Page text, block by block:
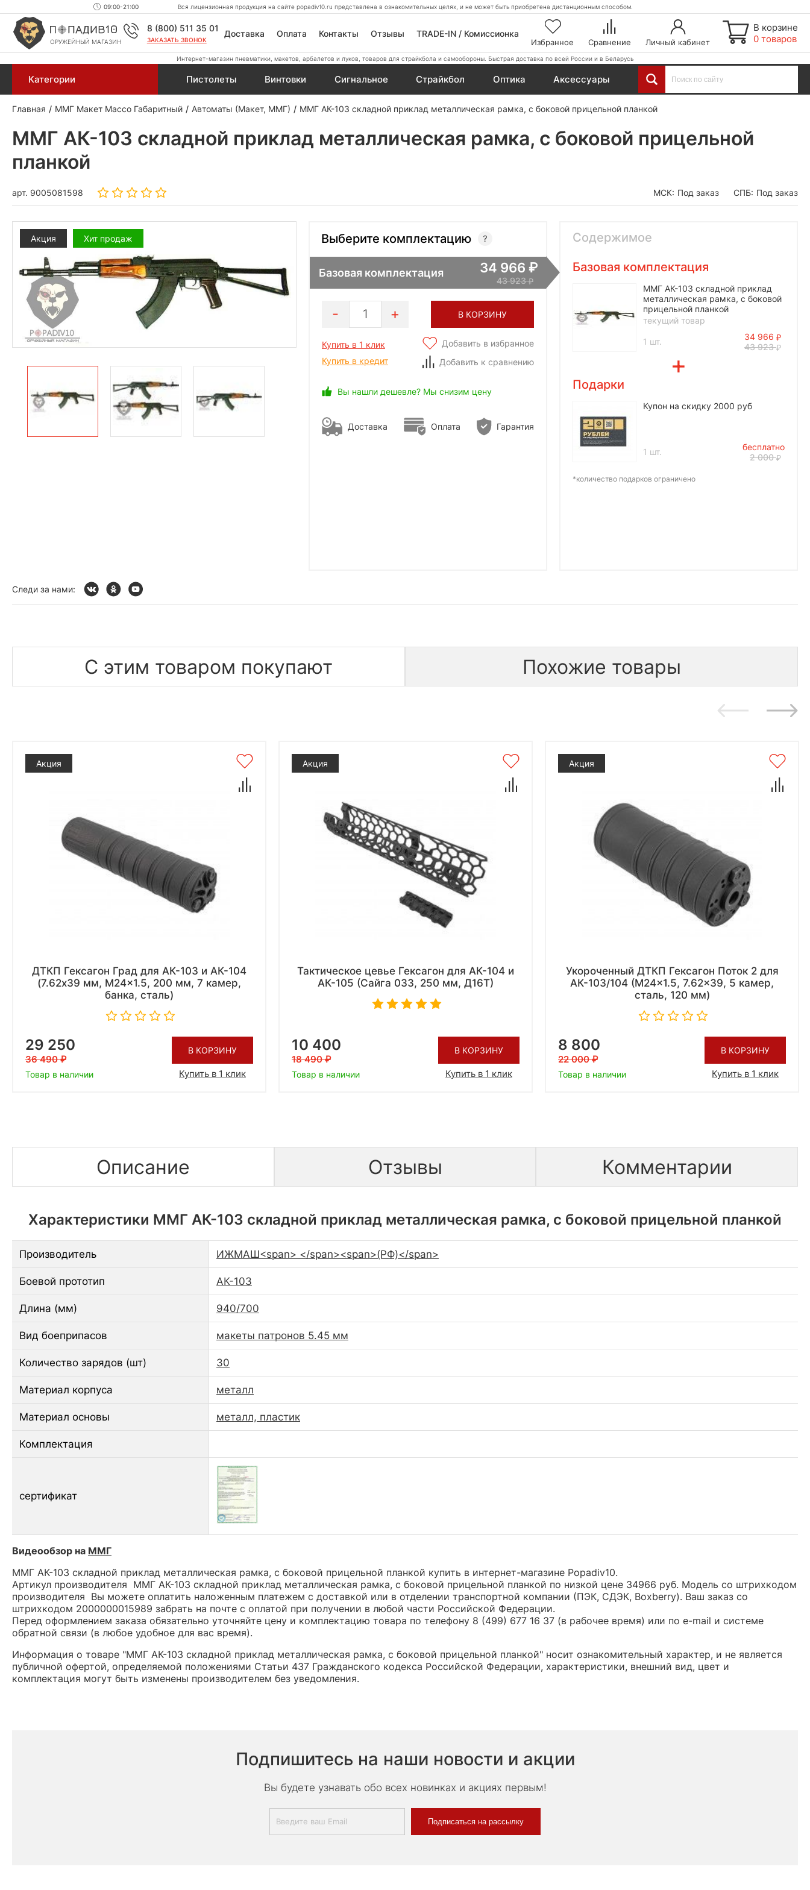
09:00-21:00 Вся лицензионная продукция на сайте popadiv10.ru представлена в ознакомительных целях, и не может быть приобретена дистанционным способом.
ОРУЖЕЙНЫЙ МАГАЗИН
8 (800) 511 35 01
ЗАКАЗАТЬ ЗВОНОК
Доставка Оплата Контакты Отзывы TRADE-IN / Комиссионка
Избранное Сравнение Личный кабинет
В корзине
0 товаров
Интернет-магазин пневматики, макетов, арбалетов и луков, товаров для страйкбола и самообороны. Быстрая доставка по всей России и в Беларусь
Категории Пистолеты Винтовки Сигнальное Страйкбол Оптика Аксессуары
Главная ММГ Макет Массо Габаритный Автоматы (Макет, ММГ) ММГ АК-103 складной приклад металлическая рамка, с боковой прицельной планкой
ММГ АК-103 складной приклад металлическая рамка, с боковой прицельной
планкой
арт. 9005081598 МСК: Под заказ СПБ: Под заказ
Акция Хит продаж Выберите комплектацию
Базовая комплектация 34 966
43 923
1 В КОРЗИНУ
Купить в 1 клик
Купить в кредит
Добавить в избранное
Добавить к сравнению
Вы нашли дешевле? Мы снизим цену
Доставка Оплата Гарантия
Содержимое
Базовая комплектация
ММГ АК-103 складной приклад
металлическая рамка, с боковой
прицельной планкой
текущий товар
1 шт.
34 966
43 923
Подарки
Купон на скидку 2000 руб
1 шт.
бесплатно
2 000
*количество подарков ограничено
Следи за нами:
С этим товаром покупают Похожие товары
Акция
ДТКП Гексагон Град для АК-103 и АК-104
(7.62x39 мм, M24x1.5, 200 мм, 7 камер,
банка, сталь)
29 250
36 490
Товар в наличии
В КОРЗИНУ
Купить в 1 клик
Акция
Тактическое цевье Гексагон для АК-104 и
АК-105 (Сайга 033, 250 мм, Д16Т)
10 400
18 490
Товар в наличии
В КОРЗИНУ
Купить в 1 клик
Акция
Укороченный ДТКП Гексагон Поток 2 для
АК-103/104 (M24x1.5, 7.62x39, 5 камер,
сталь, 120 мм)
8 800
22 000
Товар в наличии
В КОРЗИНУ
Купить в 1 клик
Описание Отзывы Комментарии
Характеристики ММГ АК-103 складной приклад металлическая рамка, с боковой прицельной планкой
Производитель ИЖМАШ<span> </span><span>(РФ)</span>
Боевой прототип АК-103
Длина (мм) 940/700
Вид боеприпасов макеты патронов 5.45 мм
Количество зарядов (шт) 30
Материал корпуса металл
Материал основы металл, пластик
Комплектация
сертификат
Видеообзор на ММГ
ММГ АК-103 складной приклад металлическая рамка, с боковой прицельной планкой купить в интернет-магазине Popadiv10.
Артикул производителя ММГ АК-103 складной приклад металлическая рамка, с боковой прицельной планкой по низкой цене 34966 руб. Модель со штрихкодом
производителя Вы можете оплатить наложенным платежем с доставкой или в отделении транспортной компании (ПЭК, СДЭК, Boxberry). Ваш заказ со
штрихкодом 2000000015989 забрать на почте с оплатой при получении в любой части Российской Федерации.
Перед оформлением заказа обязательно уточняйте цену и комплектацию товара по телефону 8 (499) 677 16 37 (в рабочее время) или по e-mail и системе
обратной связи (в любое удобное для вас время).
Информация о товаре "ММГ АК-103 складной приклад металлическая рамка, с боковой прицельной планкой" носит ознакомительный характер, и не является
публичной офертой, определяемой положениями Статьи 437 Гражданского кодекса Российской Федерации, характеристики, внешний вид, цвет и
комплектация могут быть изменены производителем без уведомления.
Подпишитесь на наши новости и акции
Вы будете узнавать обо всех новинках и акциях первым!
Подписаться на рассылку